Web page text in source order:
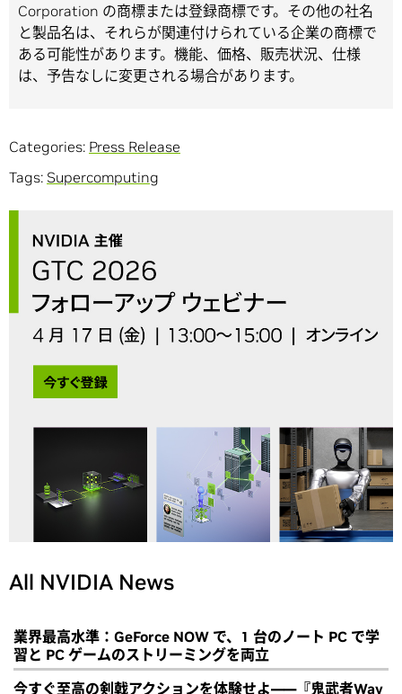
Corporation の商標または登録商標です。その他の社名
と製品名は、それらが関連付けられている企業の商標で
ある可能性があります。機能、価格、販売状況、仕様
は、予告なしに変更される場合があります。
Categories: Press Release
Tags: Supercomputing
All NVIDIA News
業界最高水準：GeForce NOW で、1 台のノート PC で学
習と PC ゲームのストリーミングを両立
今すぐ至高の剣戟アクションを体験せよ――『鬼武者Way